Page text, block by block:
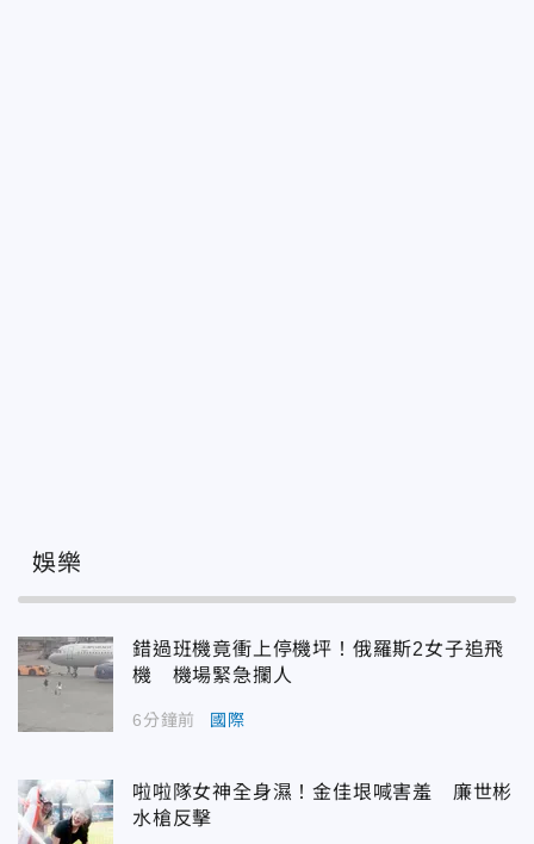
娛樂
錯過班機竟衝上停機坪！俄羅斯2女子追飛
機 機場緊急攔人
6分鐘前 國際
啦啦隊女神全身濕！金佳垠喊害羞 廉世彬
水槍反擊